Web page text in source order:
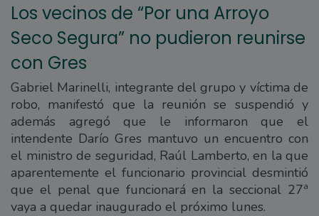
Los vecinos de “Por una Arroyo
Seco Segura” no pudieron reunirse
con Gres
Gabriel Marinelli, integrante del grupo y víctima de
robo, manifestó que la reunión se suspendió y
además agregó que le informaron que el
intendente Darío Gres mantuvo un encuentro con
el ministro de seguridad, Raúl Lamberto, en la que
aparentemente el funcionario provincial desmintió
que el penal que funcionará en la seccional 27ª
vaya a quedar inaugurado el próximo lunes.